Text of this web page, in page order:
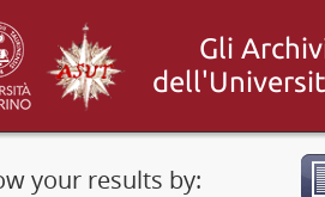
your results by: